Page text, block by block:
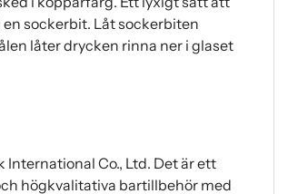
sockerbit. Låt sockerbiten
låter drycken rinna ner i glaset
Co., Ltd. Det är ett
högkvalitativa bartillbehör med